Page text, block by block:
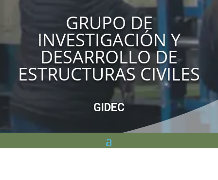
GRUPO DE
INVESTIGACIÓN Y
DESARROLLO DE
ESTRUCTURAS CIVILES
GIDEC